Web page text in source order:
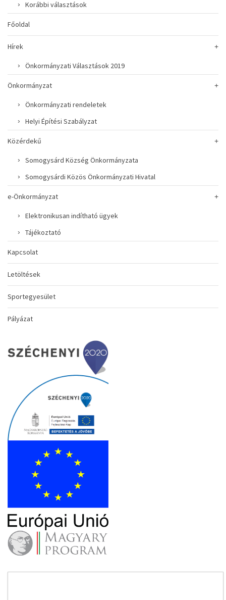
Korábbi választások
Főoldal
Hírek
Önkormányzati Választások 2019
Önkormányzat
Önkormányzati rendeletek
Helyi Építési Szabályzat
Közérdekű
Somogysárd Község Önkormányzata
Somogysárdi Közös Önkormányzati Hivatal
e-Önkormányzat
Elektronikusan indítható ügyek
Tájékoztató
Kapcsolat
Letöltések
Sportegyesület
Pályázat